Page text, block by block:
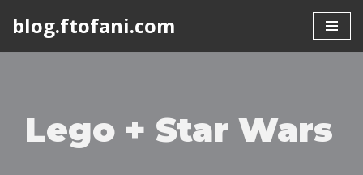
blog.ftofani.com
Lego + Star Wars